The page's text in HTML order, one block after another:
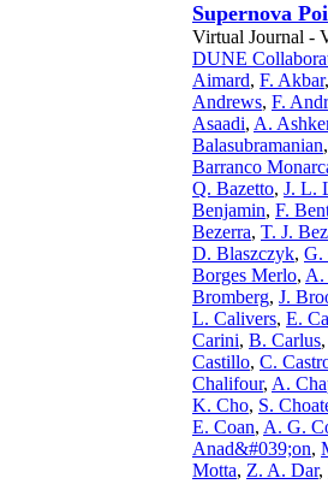
Supernova
Virtual Journal -
DUNE
Aimard, F. Akbar,
Andrews, F.
Asaadi, A.
Balasubramanian,
Barranco
Q. Bazetto, J. L.
Benjamin, F.
Bezerra, T. J.
D. Blaszczyk, G.
Borges Merlo, A.
Bromberg, J.
L. Calivers, E.
Carini, B. Carlus,
Castillo, C.
Chalifour, A.
K. Cho, S.
E. Coan, A. G.
Anad&#039;on,
Motta, Z. A. Dar,